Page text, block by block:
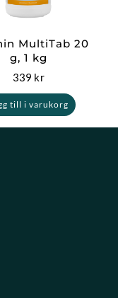
MultiTab 20
g, 1 kg
339 kr
till i varukorg